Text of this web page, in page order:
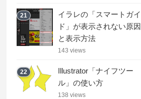
21
イラレの「スマートガイ
ド」が表示されない原因
と表示方法
143 views
22
Illustrator「ナイフツー
ル」の使い方
138 views